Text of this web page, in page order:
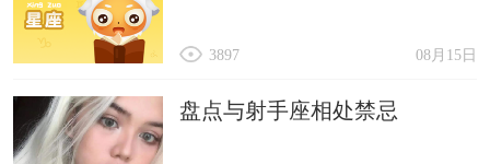
08月15日
3897
盘点与射手座相处禁忌